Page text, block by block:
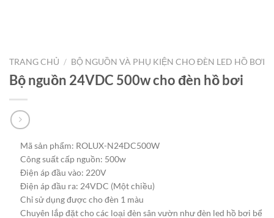
TRANG CHỦ / BỘ NGUỒN VÀ PHỤ KIỆN CHO ĐÈN LED HỒ BƠI
Bộ nguồn 24VDC 500w cho đèn hồ bơi
Mã sản phẩm: ROLUX-N24DC500W
Công suất cấp nguồn: 500w
Điện áp đầu vào: 220V
Điện áp đầu ra: 24VDC (Một chiều)
Chỉ sử dụng được cho đèn 1 màu
Chuyên lắp đặt cho các loại đèn sân vườn như đèn led hồ bơi bể